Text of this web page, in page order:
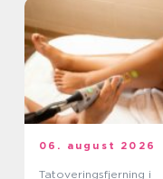
06. august 2026
Tatoveringsfjerning i